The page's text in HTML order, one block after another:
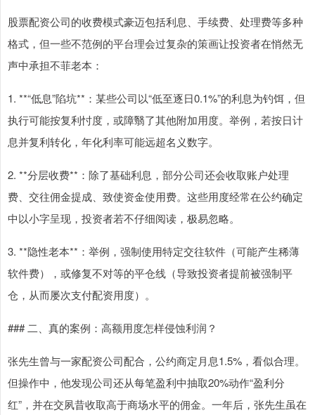
股票配资公司的收费模式豪迈包括利息、手续费、处理费等多种
格式，但一些不范例的平台理会过复杂的策画让投资者在悄然无
声中承担不菲老本：
1. **“低息”陷坑**：某些公司以“低至逐日0.1%”的利息为钓饵，但
执行可能按复利忖度，或障翳了其他附加用度。举例，若按日计
息并复利转化，年化利率可能远超名义数字。
2. **分层收费**：除了基础利息，部分公司还会收取账户处理
费、交往佣金提成、致使资金使用费。这些用度经常在公约确定
中以小字呈现，投资者若不仔细阅读，极易忽略。
3. **隐性老本**：举例，强制使用特定交往软件（可能产生稀薄
软件费），或修复不对等的平仓线（导致投资者提前被强制平
仓，从而屡次支付配资用度）。
### 二、真的案例：高额用度怎样侵蚀利润？
张先生曾与一家配资公司配合，公约商定月息1.5%，看似合理。
但操作中，他发现公司还从每笔盈利中抽取20%动作“盈利分
红”，并在交夙昔收取高于商场水平的佣金。一年后，张先生虽在